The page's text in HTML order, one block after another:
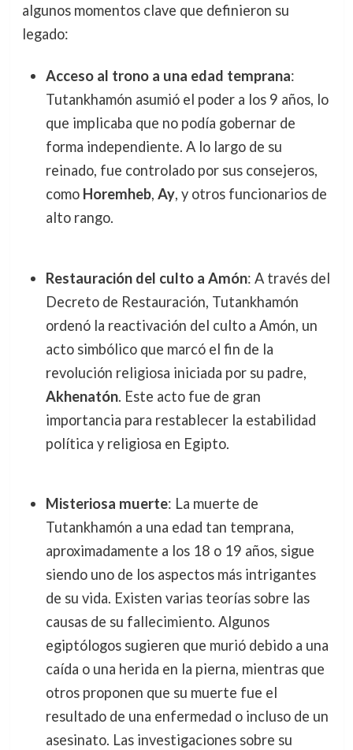
algunos momentos clave que definieron su
legado:
Acceso al trono a una edad temprana:
Tutankhamón asumió el poder a los 9 años, lo
que implicaba que no podía gobernar de
forma independiente. A lo largo de su
reinado, fue controlado por sus consejeros,
como Horemheb, Ay, y otros funcionarios de
alto rango.
Restauración del culto a Amón: A través del
Decreto de Restauración, Tutankhamón
ordenó la reactivación del culto a Amón, un
acto simbólico que marcó el fin de la
revolución religiosa iniciada por su padre,
Akhenatón. Este acto fue de gran
importancia para restablecer la estabilidad
política y religiosa en Egipto.
Misteriosa muerte: La muerte de
Tutankhamón a una edad tan temprana,
aproximadamente a los 18 o 19 años, sigue
siendo uno de los aspectos más intrigantes
de su vida. Existen varias teorías sobre las
causas de su fallecimiento. Algunos
egiptólogos sugieren que murió debido a una
caída o una herida en la pierna, mientras que
otros proponen que su muerte fue el
resultado de una enfermedad o incluso de un
asesinato. Las investigaciones sobre su